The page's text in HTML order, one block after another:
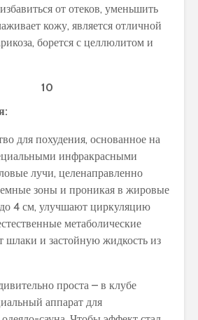
от отеков, уменьшить
кожу, является отличной
борется с целлюлитом и
для похудения, основанное на
инфракрасными
лучи, целенаправленно
зоны и проникая в жировые
4 см, улучшают циркуляцию
метаболические
шлаки и застойную жидкость из
проста – в клубе
аппарат для